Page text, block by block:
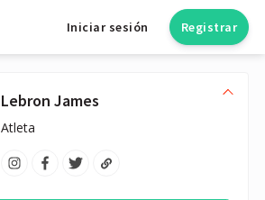
Iniciar sesión Registrar
Lebron James
Atleta